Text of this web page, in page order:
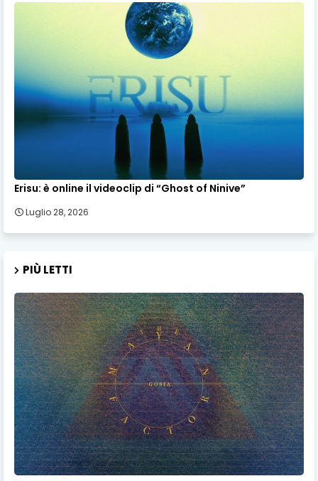
Erisu: è online il videoclip di “Ghost of Ninive”
Luglio 28, 2026
PIÙ LETTI